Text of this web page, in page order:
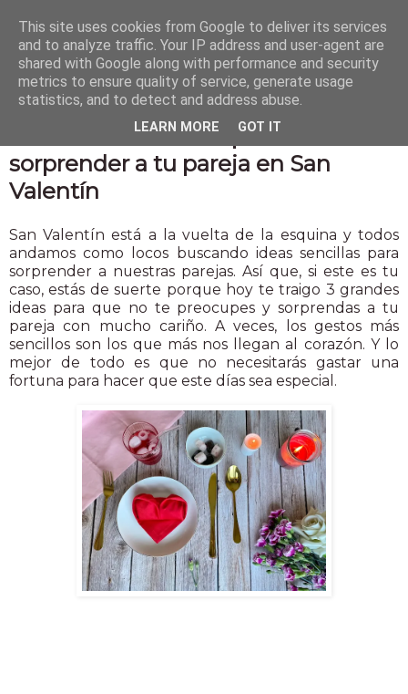
3 ideas económicas para
sorprender a tu pareja en San
Valentín
San Valentín está a la vuelta de la esquina y todos
andamos como locos buscando ideas sencillas para
sorprender a nuestras parejas. Así que, si este es tu
caso, estás de suerte porque hoy te traigo 3 grandes
ideas para que no te preocupes y sorprendas a tu
pareja con mucho cariño. A veces, los gestos más
sencillos son los que más nos llegan al corazón. Y lo
mejor de todo es que no necesitarás gastar una
fortuna para hacer que este días sea especial.
This site uses cookies from Google to deliver its services
and to analyze traffic. Your IP address and user-agent are
shared with Google along with performance and security
metrics to ensure quality of service, generate usage
statistics, and to detect and address abuse.
LEARN MORE GOT IT